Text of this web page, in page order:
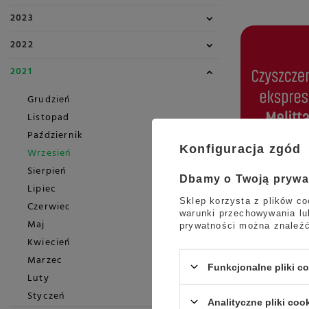
2023
2022
2021
Grudzień
Listopad
Październik
Wrzesień
Sierpień
Lipiec
Czerwiec
Maj
Kwiecień
Marzec
Luty
Styczeń
Każdy
regularnie.
kawy Melitta,
Czytaj więcej
Konfiguracja zgód
Dbamy o Twoją
Sklep korzysta z plików
warunki przechowywania
prywatności można
Funkcjonalne pliki
Analityczne pliki